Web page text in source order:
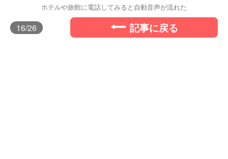
ホテルや旅館に電話してみると自動音声が流れた
16/26 記事に戻る